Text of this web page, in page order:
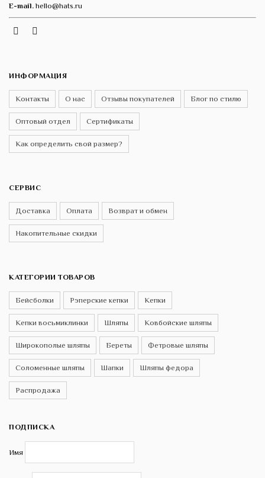
E-mail. hello@hats.ru
Instagram
ИНФОРМАЦИЯ
Контакты О нас Отзывы покупателей Блог по стилю
Оптовый отдел Сертификаты
Как определить свой размер?
СЕРВИС
Доставка Оплата Возврат и обмен
Накопительные скидки
КАТЕГОРИИ ТОВАРОВ
Бейсболки Рэперские кепки Кепки
Кепки восьмиклинки Шляпы Ковбойские шляпы
Широкополые шляпы Береты Фетровые шляпы
Соломенные шляпы Шапки Шляпы федора
Распродажа
ПОДПИСКА
Имя